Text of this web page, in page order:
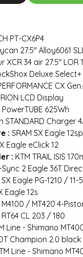
PT-CX6P4
27.5" Alloy6061
XCR 34 air 27.5" LOR
Deluxe
CX
LCD Display
625Wh
STANDARD Charger
: SRAM SX Eagle
Eagle eClick 12
: KTM TRAIL ISIS
Sync 2 Eagle 36T
SX Eagle PG-1210 / 11-
Eagle 12s
/ MT420 4-
CL 203 / 180
Line - Shimano
Champion 2.0 black
Line - Shimano